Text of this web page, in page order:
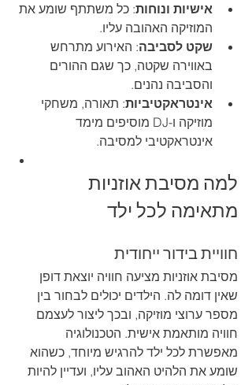
אישיות ונוחות: כל משתתף שומע את
המוזיקה האהובה עליו.
שקט לסביבה: האירוע מתרחש
באווירה שקטה, כך שגם ההורים
והסביבה נהנים.
אינטראקטיביות: תאורה, משחקי
מוזיקה ו-DJ מוסיפים מימד
אינטראקטיבי למסיבה.
למה מסיבת אוזניות
מתאימה לכל ילד
חוויית בידור ייחודית
מסיבת אוזניות מציעה חוויה יוצאת דופן
שאין דומה לה. הילדים יכולים לבחור בין
מספר ערוצי מוזיקה, ובכך ליצור לעצמם
חוויה מותאמת אישית. הטכנולוגיה
מאפשרת לכל ילד להרגיש מיוחד, כשהוא
שומע את הלהיט האהוב עליו, ועדיין להיות